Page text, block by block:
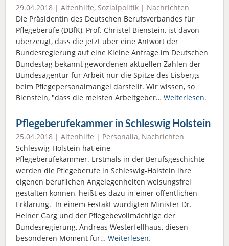
29.04.2018 | Altenhilfe, Sozialpolitik | Nachrichten
Die Präsidentin des Deutschen Berufsverbandes für
Pflegeberufe (DBfK), Prof. Christel Bienstein, ist davon
überzeugt, dass die jetzt über eine Antwort der
Bundesregierung auf eine Kleine Anfrage im Deutschen
Bundestag bekannt gewordenen aktuellen Zahlen der
Bundesagentur für Arbeit nur die Spitze des Eisbergs
beim Pflegepersonalmangel darstellt. Wir wissen, so
Bienstein, "dass die meisten Arbeitgeber… Weiterlesen.
Pflegeberufekammer in Schleswig Holstein
25.04.2018 | Altenhilfe | Personalia, Nachrichten
Schleswig-Holstein hat eine
Pflegeberufekammer. Erstmals in der Berufsgeschichte
werden die Pflegeberufe in Schleswig-Holstein ihre
eigenen beruflichen Angelegenheiten weisungsfrei
gestalten können, heißt es dazu in einer öffentlichen
Erklärung. In einem Festakt würdigten Minister Dr.
Heiner Garg und der Pflegebevollmächtige der
Bundesregierung, Andreas Westerfellhaus, diesen
besonderen Moment für… Weiterlesen.